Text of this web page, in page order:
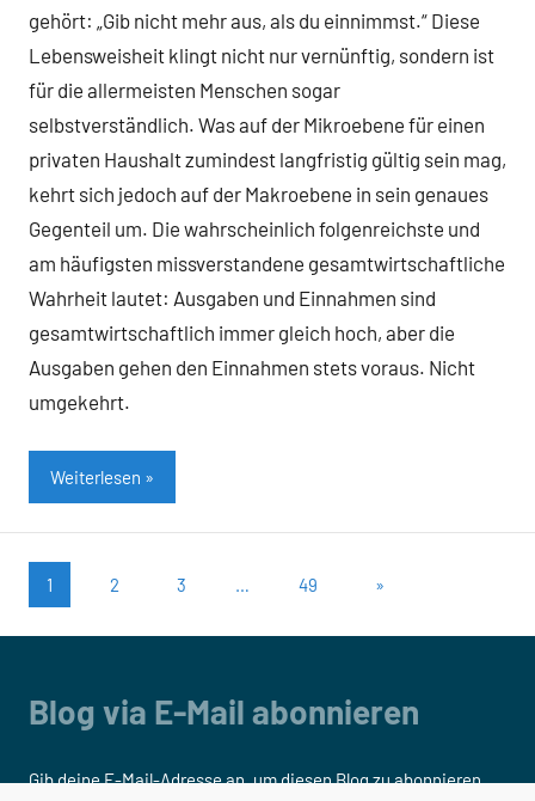
gehört: „Gib nicht mehr aus, als du einnimmst.“ Diese
Lebensweisheit klingt nicht nur vernünftig, sondern ist
für die allermeisten Menschen sogar
selbstverständlich. Was auf der Mikroebene für einen
privaten Haushalt zumindest langfristig gültig sein mag,
kehrt sich jedoch auf der Makroebene in sein genaues
Gegenteil um. Die wahrscheinlich folgenreichste und
am häufigsten missverstandene gesamtwirtschaftliche
Wahrheit lautet: Ausgaben und Einnahmen sind
gesamtwirtschaftlich immer gleich hoch, aber die
Ausgaben gehen den Einnahmen stets voraus. Nicht
umgekehrt.
Weiterlesen
Seitennummerierung
der
1 2 3 … 49
Nächste
»
Blog via E-Mail abonnieren
Gib deine E-Mail-Adresse an, um diesen Blog zu abonnieren